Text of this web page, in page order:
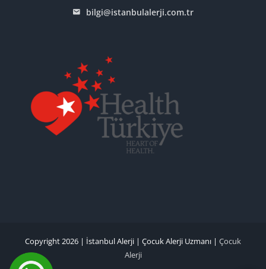
bilgi@istanbulalerji.com.tr
Copyright 2026 | İstanbul Alerji | Çocuk Alerji Uzmanı | Çocuk
Alerji